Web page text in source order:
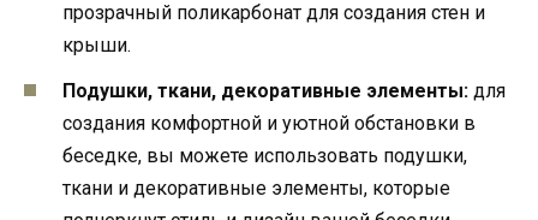
прозрачный поликарбонат для создания стен и
крыши.
Подушки, ткани, декоративные элементы: для
создания комфортной и уютной обстановки в
беседке, вы можете использовать подушки,
ткани и декоративные элементы, которые